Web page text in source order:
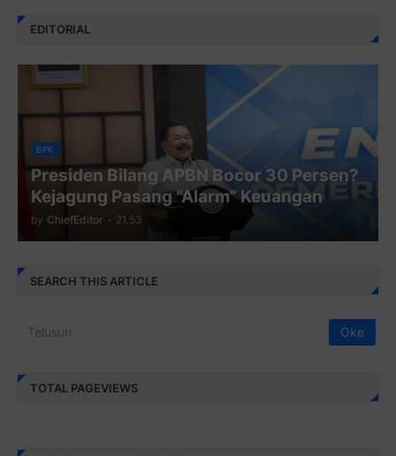
EDITORIAL
BPK
Presiden Bilang APBN Bocor 30 Persen?
Kejagung Pasang “Alarm” Keuangan
by ChiefEditor - 21.53
SEARCH THIS ARTICLE
TOTAL PAGEVIEWS